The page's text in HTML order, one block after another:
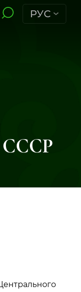
РУС
СССР